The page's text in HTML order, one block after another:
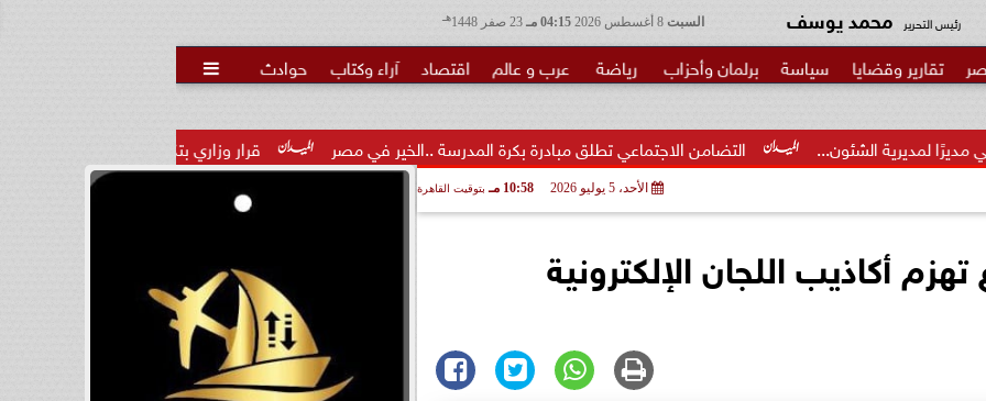
السبت 04:15 مـ هـ رئيس التحرير محمد يوسف
تقارير وقضايا سياسة برلمان وأحزاب رياضة عرب و عالم اقتصاد آراء وكتاب حوادث 
قرار وزاري بتكليف الدكتور تامر عاطف مدكور مديرًا التضامن الاجتماعي تطلق مبادرة بكرة المدرسة ..الخير في مصر
الأحد، 5 يوليو 2026 10:58 مـ بتوقيت القاهرة
أكاذيب اللجان الإلكترونية